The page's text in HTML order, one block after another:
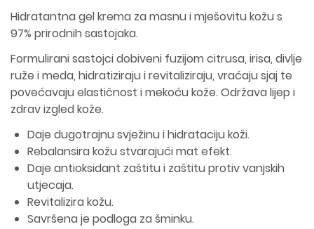
Hidratantna gel krema za masnu i mješovitu kožu s
97% prirodnih sastojaka.
Formulirani sastojci dobiveni fuzijom citrusa, irisa, divlje
ruže i meda, hidratiziraju i revitaliziraju, vraćaju sjaj te
povećavaju elastičnost i mekoću kože. Održava lijep i
zdrav izgled kože.
Daje dugotrajnu svježinu i hidrataciju koži.
Rebalansira kožu stvarajući mat efekt.
Daje antioksidant zaštitu i zaštitu protiv vanjskih
utjecaja.
Revitalizira kožu.
Savršena je podloga za šminku.